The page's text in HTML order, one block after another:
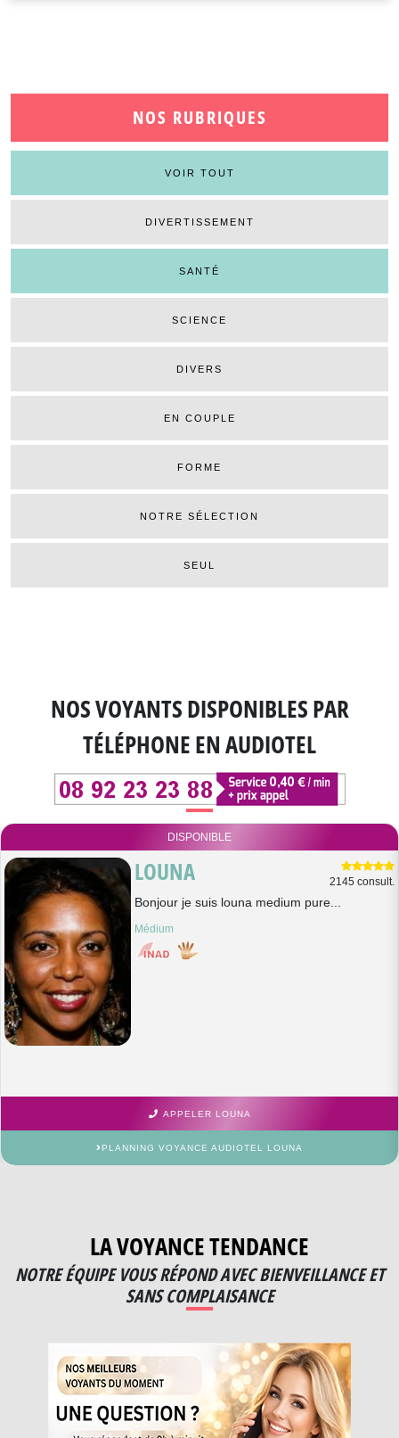
NOS RUBRIQUES
VOIR TOUT
DIVERTISSEMENT
SANTÉ
SCIENCE
DIVERS
EN COUPLE
FORME
NOTRE SÉLECTION
SEUL
NOS VOYANTS DISPONIBLESPAR
TÉLÉPHONE EN AUDIOTEL
DISPONIBLE
LOUNA 2145 consult.
Bonjour je suis louna medium pure...
Médium
APPELER LOUNA
PLANNING VOYANCE AUDIOTEL LOUNA
LA VOYANCE TENDANCE
NOTRE ÉQUIPE VOUS RÉPOND AVEC BIENVEILLANCE ET
SANS COMPLAISANCE